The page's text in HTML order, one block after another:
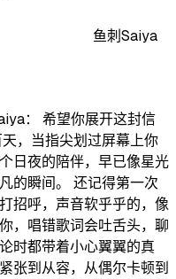
鱼刺Saiya
： 希望你展开这封信
，当指尖划过屏幕上你
日夜的陪伴，早已像星光
的瞬间。 还记得第一次
招呼，声音软乎乎的，像
，唱错歌词会吐舌头，聊
时都带着小心翼翼的真
张到从容，从偶尔卡顿到